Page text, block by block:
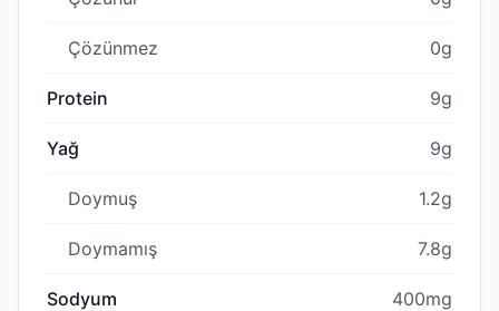
Çözünmez 0g
Protein 9g
Yağ 9g
Doymuş 1.2g
Doymamış 7.8g
Sodyum 400mg